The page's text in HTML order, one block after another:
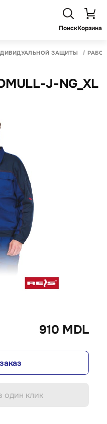
ПоискКорзина
ЗАЩИТЫ
J-NG_XL
910 MDL
один клик